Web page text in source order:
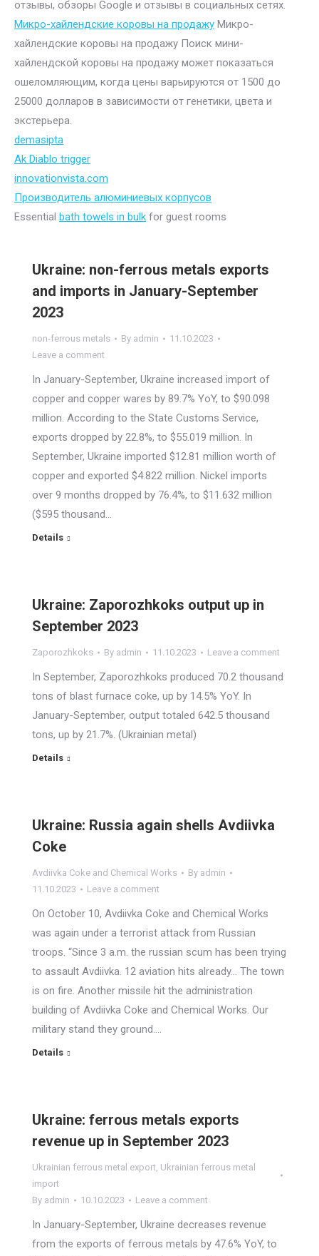
отзывы, обзоры Google и отзывы в социальных сетях.
Микро-хайлендские коровы на продажу Микро-
хайлендские коровы на продажу Поиск мини-
хайлендской коровы на продажу может показаться
ошеломляющим, когда цены варьируются от 1500 до
25000 долларов в зависимости от генетики, цвета и
экстерьера.
demasipta
Ak Diablo trigger
innovationvista.com
Производитель алюминиевых корпусов
Essential bath towels in bulk for guest rooms
Ukraine: non-ferrous metals exports
and imports in January-September
2023
non-ferrous metals By admin
11.10.2023
Leave a comment
In January-September, Ukraine increased import of
copper and copper wares by 89.7% YoY, to $90.098
million. According to the State Customs Service,
exports dropped by 22.8%, to $55.019 million. In
September, Ukraine imported $12.81 million worth of
copper and exported $4.822 million. Nickel imports
over 9 months dropped by 76.4%, to $11.632 million
($595 thousand…
Details
Ukraine: Zaporozhkoks output up in
September 2023
Zaporozhkoks By admin 11.10.2023 Leave a comment
In September, Zaporozhkoks produced 70.2 thousand
tons of blast furnace coke, up by 14.5% YoY. In
January-September, output totaled 642.5 thousand
tons, up by 21.7%. (Ukrainian metal)
Details
Ukraine: Russia again shells Avdiivka
Coke
Avdiivka Coke and Chemical Works By admin
11.10.2023
Leave a comment
On October 10, Avdiivka Coke and Chemical Works
was again under a terrorist attack from Russian
troops. “Since 3 a.m. the russian scum has been trying
to assault Avdiivka. 12 aviation hits already… The town
is on fire. Another missile hit the administration
building of Avdiivka Coke and Chemical Works. Our
military stand they ground.…
Details
Ukraine: ferrous metals exports
revenue up in September 2023
Ukrainian ferrous metal export, Ukrainian ferrous metal
import
By admin 10.10.2023 Leave a comment
In January-September, Ukraine decreases revenue
from the exports of ferrous metals by 47.6% YoY, to